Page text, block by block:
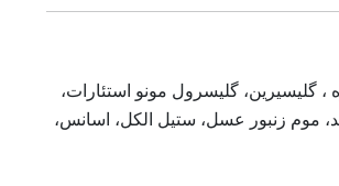
، گلیسیرین، گلیسرول مونو استئارات،
موم زنبور عسل، ستیل الکل، اسانس،